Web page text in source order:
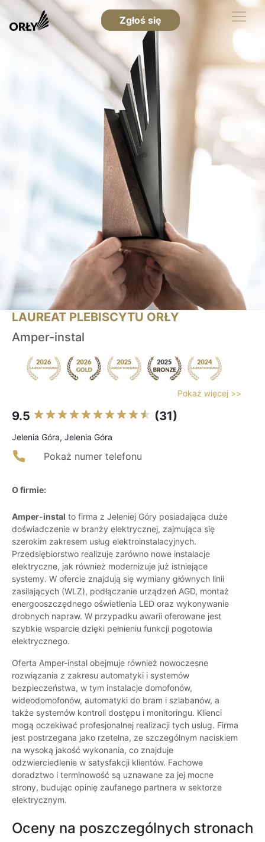
Zgłoś się
LAUREAT PLEBISCYTU ORŁY
Amper-instal
Pokaż więcej >>
9.5 (31)
Jelenia Góra, Jelenia Góra
Pokaż numer telefonu
O firmie:
Amper-instal to firma z Jeleniej Góry posiadająca duże
doświadczenie w branży elektrycznej, zajmująca się
szerokim zakresem usług elektroinstalacyjnych.
Przedsiębiorstwo realizuje zarówno nowe instalacje
elektryczne, jak również modernizuje już istniejące
systemy. W ofercie znajdują się wymiany głównych linii
zasilających (WLZ), podłączanie urządzeń AGD, montaż
energooszczędnego oświetlenia LED oraz wykonywanie
drobnych napraw. W przypadku awarii oferowane jest
szybkie wsparcie dzięki pełnieniu funkcji pogotowia
elektrycznego.
Oferta Amper-instal obejmuje również nowoczesne
rozwiązania z zakresu automatyki i systemów
bezpieczeństwa, w tym instalacje domofonów,
wideodomofonów, automatyki do bram i szlabanów, a
także systemów kontroli dostępu i monitoringu. Klienci
mogą oczekiwać profesjonalnej realizacji tych usług. Firma
jest postrzegana jako rzetelna, ze szczególnym naciskiem
na wysoką jakość wykonania, co znajduje
odzwierciedlenie w satysfakcji klientów. Fachowe
doradztwo i terminowość są uznawane za jej mocne
strony, budując opinię zaufanego partnera w sektorze
elektrycznym.
Oceny na poszczególnych stronach